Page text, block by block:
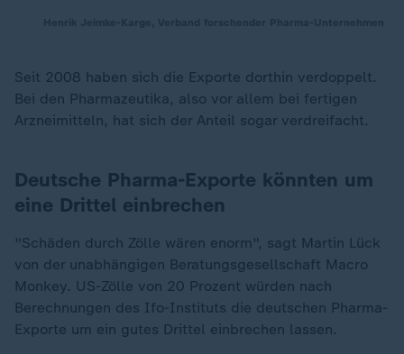
Seit 2008 haben sich die Exporte dorthin verdoppelt.
Bei den Pharmazeutika, also vor allem bei fertigen
Arzneimitteln, hat sich der Anteil sogar verdreifacht.
Deutsche Pharma-Exporte könnten um
eine Drittel einbrechen
"Schäden durch Zölle wären enorm", sagt Martin Lück
von der unabhängigen Beratungsgesellschaft Macro
Monkey. US-Zölle von 20 Prozent würden nach
Berechnungen des Ifo-Instituts die deutschen Pharma-
Exporte um ein gutes Drittel einbrechen lassen.